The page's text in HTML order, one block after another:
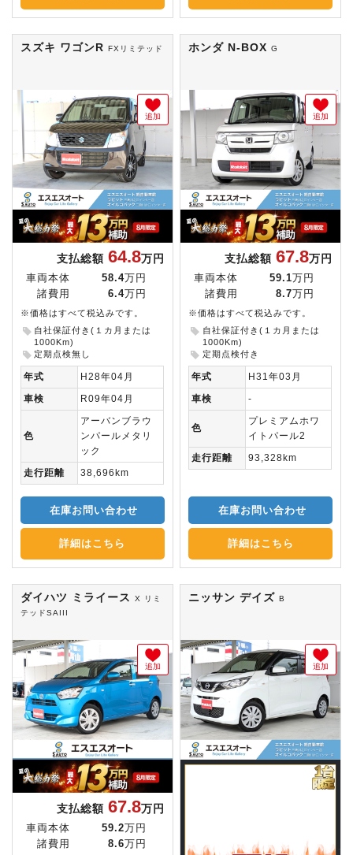
スズキ ワゴンR FXリミテッド
追加
支払総額 64.8万円
車両本体 58.4万円
諸費用
6.4万円
※価格はすべて税込みです。
自社保証付き(１カ月または
1000Km)
定期点検無し
年式
H28年04月
車検
R09年04月
色
アーバンブラウ
ンパールメタリ
ック
走行距離
38,696km
在庫お問い合わせ
詳細はこちら
ホンダ N-BOXG
追加
支払総額 67.8万円
車両本体 59.1 万円
諸費用
8.7 万円
※価格はすべて税込みです。
自社保証付き(１カ月または
1000Km)
定期点検付き
年式
H31年03月
車検
-
色
プレミアムホワ
イトパール2
走行距離
93,328km
在庫お問い合わせ
詳細はこちら
ダイハツ ミライース
X リミ
テッドSAIII
追加
支払総額 67.8万円
車両本体 59.2 万円
諸費用
8.6 万円
ニッサン デイズB
追加